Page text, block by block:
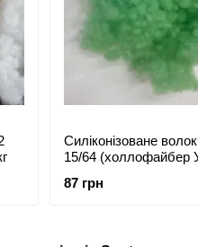
Силіконізоване
15/64 (холлофайбер
87 грн